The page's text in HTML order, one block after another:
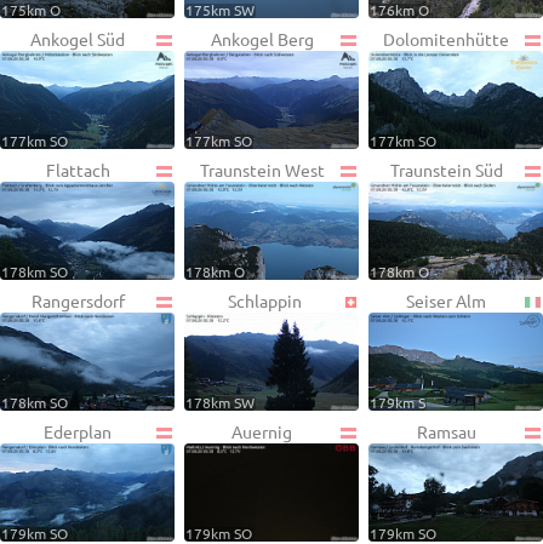
175km O 175km SW 176km O
Ankogel Süd
177km SO
Ankogel Berg
177km SO
Dolomitenhütte
177km SO
Flattach
178km SO
Traunstein West
178km O
Traunstein Süd
178km O
Rangersdorf
178km SO
Schlappin
178km SW
Seiser Alm
179km S
Ederplan
179km SO
Auernig
179km SO
Ramsau
179km SO